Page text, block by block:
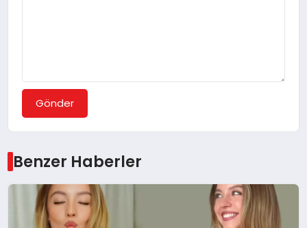
Gönder
Benzer Haberler